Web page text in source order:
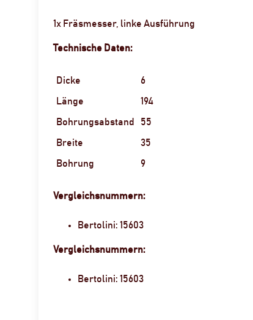
1x Fräsmesser, linke Ausführung
Technische Daten:
Dicke 6
Länge 194
Bohrungsabstand 55
Breite 35
Bohrung 9
Vergleichsnummern:
Bertolini: 15603
Vergleichsnummern:
Bertolini: 15603